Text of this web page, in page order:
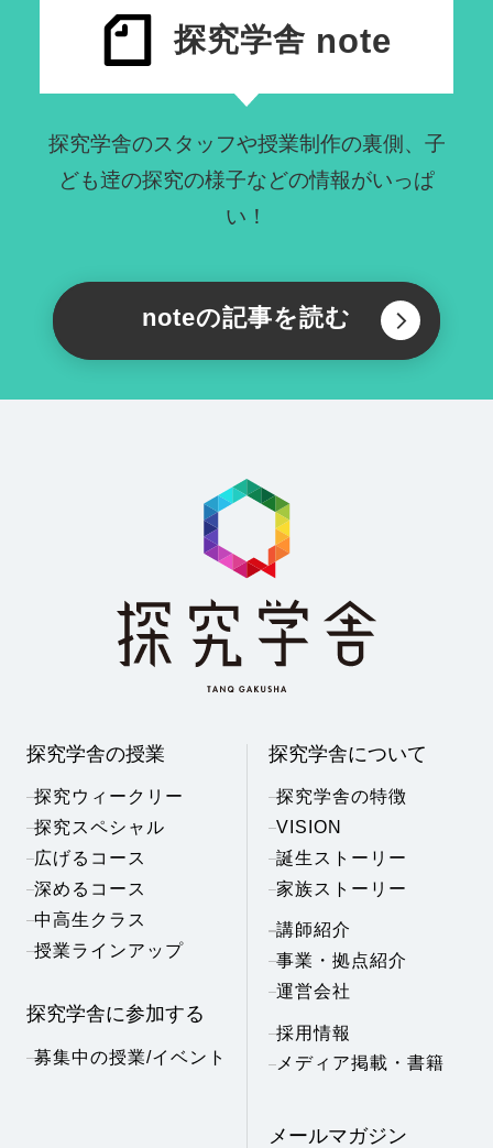
探究学舎 note
探究学舎のスタッフや授業制作の裏側、子
ども逹の探究の様子などの情報がいっぱ
い！
noteの記事を読む
探究学舎の授業
探究ウィークリー
探究スペシャル
広げるコース
深めるコース
中高生クラス
授業ラインアップ
探究学舎に参加する
募集中の授業/イベント
探究学舎について
探究学舎の特徴
VISION
誕生ストーリー
家族ストーリー
講師紹介
事業・拠点紹介
運営会社
採用情報
メディア掲載・書籍
メールマガジン